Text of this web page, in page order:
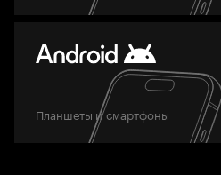
Планшеты и смартфоны